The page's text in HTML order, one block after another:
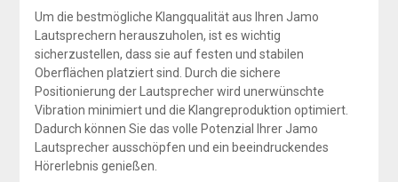
Um die bestmögliche Klangqualität aus Ihren Jamo
Lautsprechern herauszuholen, ist es wichtig
sicherzustellen, dass sie auf festen und stabilen
Oberflächen platziert sind. Durch die sichere
Positionierung der Lautsprecher wird unerwünschte
Vibration minimiert und die Klangreproduktion optimiert.
Dadurch können Sie das volle Potenzial Ihrer Jamo
Lautsprecher ausschöpfen und ein beeindruckendes
Hörerlebnis genießen.